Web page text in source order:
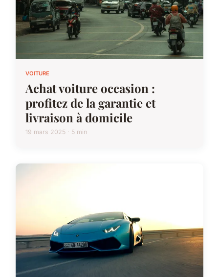
VOITURE
Achat voiture occasion :
profitez de la garantie et
livraison à domicile
19 mars 2025 · 5 min